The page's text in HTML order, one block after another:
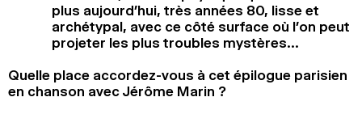
plus aujourd’hui, très années 80, lisse et
archétypal, avec ce côté surface où l’on peut
projeter les plus troubles mystères…
Quelle place accordez-vous à cet épilogue parisien
en chanson avec Jérôme Marin ?